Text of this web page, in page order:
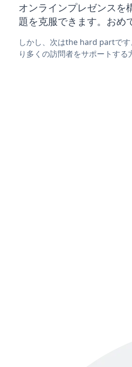
オンラインプレゼンスを
題を克服できます。おめ
しかし、次はthe hard partで
り多くの訪問者をサポートする